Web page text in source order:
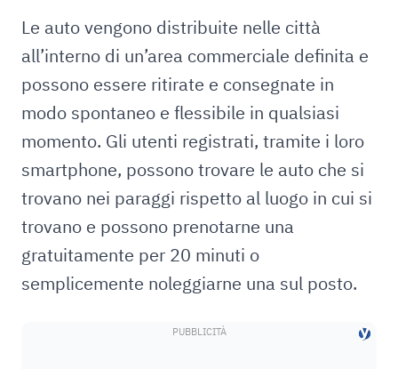
Le auto vengono distribuite nelle città
all’interno di un’area commerciale definita e
possono essere ritirate e consegnate in
modo spontaneo e flessibile in qualsiasi
momento. Gli utenti registrati, tramite i loro
smartphone, possono trovare le auto che si
trovano nei paraggi rispetto al luogo in cui si
trovano e possono prenotarne una
gratuitamente per 20 minuti o
semplicemente noleggiarne una sul posto.